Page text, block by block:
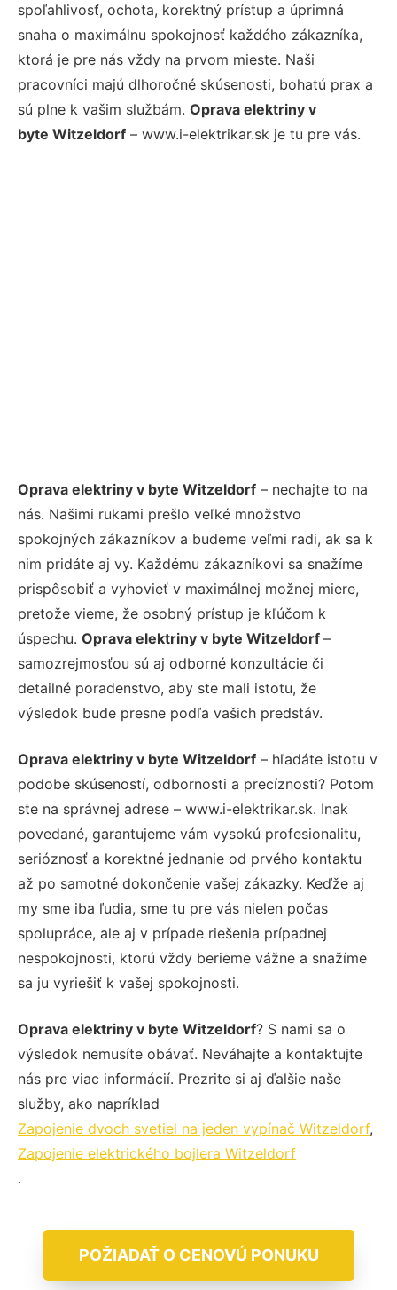
spoľahlivosť, ochota, korektný prístup a úprimná
snaha o maximálnu spokojnosť každého zákazníka,
ktorá je pre nás vždy na prvom mieste. Naši
pracovníci majú dlhoročné skúsenosti, bohatú prax a
sú plne k vašim službám. Oprava elektriny v
byte Witzeldorf – www.i-elektrikar.sk je tu pre vás.
Oprava elektriny v byte Witzeldorf – nechajte to na
nás. Našimi rukami prešlo veľké množstvo
spokojných zákazníkov a budeme veľmi radi, ak sa k
nim pridáte aj vy. Každému zákazníkovi sa snažíme
prispôsobiť a vyhovieť v maximálnej možnej miere,
pretože vieme, že osobný prístup je kľúčom k
úspechu. Oprava elektriny v byte Witzeldorf –
samozrejmosťou sú aj odborné konzultácie či
detailné poradenstvo, aby ste mali istotu, že
výsledok bude presne podľa vašich predstáv.
Oprava elektriny v byte Witzeldorf – hľadáte istotu v
podobe skúseností, odbornosti a precíznosti? Potom
ste na správnej adrese – www.i-elektrikar.sk. Inak
povedané, garantujeme vám vysokú profesionalitu,
serióznosť a korektné jednanie od prvého kontaktu
až po samotné dokončenie vašej zákazky. Keďže aj
my sme iba ľudia, sme tu pre vás nielen počas
spolupráce, ale aj v prípade riešenia prípadnej
nespokojnosti, ktorú vždy berieme vážne a snažíme
sa ju vyriešiť k vašej spokojnosti.
Oprava elektriny v byte Witzeldorf? S nami sa o
výsledok nemusíte obávať. Neváhajte a kontaktujte
nás pre viac informácií. Prezrite si aj ďalšie naše
služby, ako napríklad
Zapojenie dvoch svetiel na jeden vypínač Witzeldorf,
Zapojenie elektrického bojlera Witzeldorf
.
POŽIADAŤ O CENOVÚ PONUKU